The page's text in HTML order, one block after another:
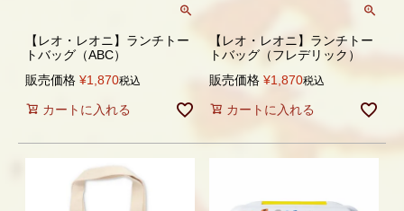
【レオ・レオニ】ランチトー
トバッグ（ABC）
販売価格 ¥1,870税込
カートに入れる
【レオ・レオニ】ランチトー
トバッグ（フレデリック）
販売価格 ¥1,870税込
カートに入れる